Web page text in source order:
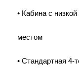
• Кабина с
местом
• Стандартная 4-